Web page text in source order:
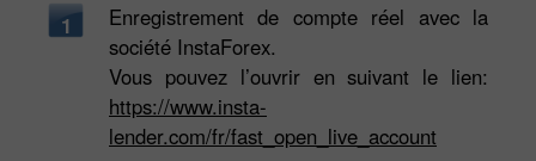
1
Enregistrement de compte réel avec la
société InstaForex.
Vous pouvez l’ouvrir en suivant le lien:
https://www.insta-
lender.com/fr/fast_open_live_account